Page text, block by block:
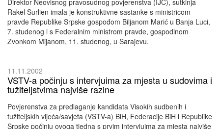
Rakel Surlien imala je konstruktivne sastanke s ministricom
pravde Republike Srpske gospođom Biljanom Marić u Banja Luci,
7. studenog i s Federalnim ministrom pravde, gospodinom
Zvonkom Mijanom, 11. studenog, u Sarajevu.
11.11.2002
VSTV-a počinju s intervjuima za mjesta u sudovima i
tužiteljstvima najviše razine
Povjerenstva za predlaganje kandidata Visokih sudbenih i
tužiteljskih vijeća/savjeta (VSTV-a) BiH, Federacije BiH i Republike
Srpske počinju ovoga tjedna s prvim intervjuima za mjesta najviše